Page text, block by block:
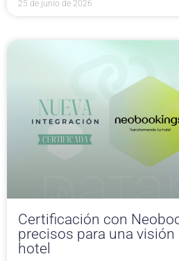
25 de junio de 2026
Certificación con
precisos para una visión
hotel